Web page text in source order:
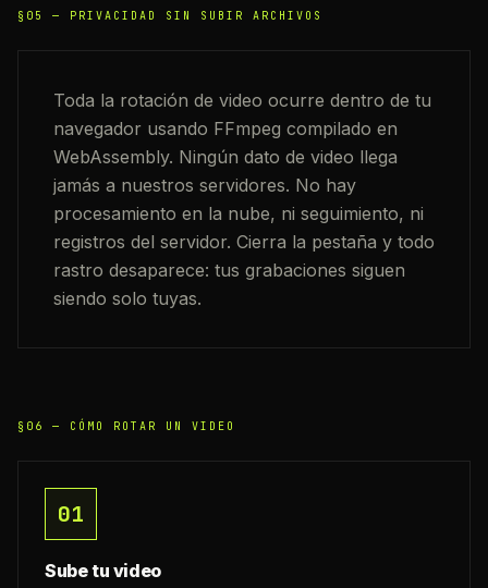
§05 — PRIVACIDAD SIN SUBIR ARCHIVOS
Toda la rotación de video ocurre dentro de tu
navegador usando FFmpeg compilado en
WebAssembly. Ningún dato de video llega
jamás a nuestros servidores. No hay
procesamiento en la nube, ni seguimiento, ni
registros del servidor. Cierra la pestaña y todo
rastro desaparece: tus grabaciones siguen
siendo solo tuyas.
§06 — CÓMO ROTAR UN VIDEO
01
Sube tu video